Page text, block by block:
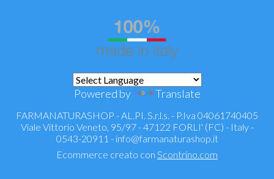
Powered by Translate
FARMANATURASHOP - AL.PI. S.r.l.s. - P.Iva 04061740405
Viale Vittorio Veneto, 95/97 - 47122 FORLI' (FC) - Italy -
0543-20911 - info@farmanaturashop.it
Ecommerce creato con Scontrino.com